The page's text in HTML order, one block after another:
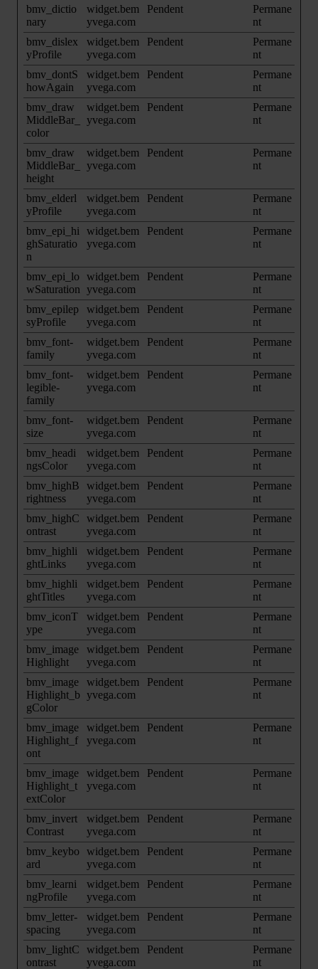
bmv_dictio
nary
widget.bem
yvega.com
Pendent
Permane
nt
bmv_dislex
yProfile
widget.bem
yvega.com
Pendent
Permane
nt
bmv_dontS
howAgain
widget.bem
yvega.com
Pendent
Permane
nt
bmv_draw
MiddleBar_
color
widget.bem
yvega.com
Pendent
Permane
nt
bmv_draw
MiddleBar_
height
widget.bem
yvega.com
Pendent
Permane
nt
bmv_elderl
yProfile
widget.bem
yvega.com
Pendent
Permane
nt
bmv_epi_hi
ghSaturatio
n
widget.bem
yvega.com
Pendent
Permane
nt
bmv_epi_lo
wSaturation
widget.bem
yvega.com
Pendent
Permane
nt
bmv_epilep
syProfile
widget.bem
yvega.com
Pendent
Permane
nt
bmv_font-
family
widget.bem
yvega.com
Pendent
Permane
nt
bmv_font-
legible-
family
widget.bem
yvega.com
Pendent
Permane
nt
bmv_font-
size
widget.bem
yvega.com
Pendent
Permane
nt
bmv_headi
ngsColor
widget.bem
yvega.com
Pendent
Permane
nt
bmv_highB
rightness
widget.bem
yvega.com
Pendent
Permane
nt
bmv_highC
ontrast
widget.bem
yvega.com
Pendent
Permane
nt
bmv_highli
ghtLinks
widget.bem
yvega.com
Pendent
Permane
nt
bmv_highli
ghtTitles
widget.bem
yvega.com
Pendent
Permane
nt
bmv_iconT
ype
widget.bem
yvega.com
Pendent
Permane
nt
bmv_image
Highlight
widget.bem
yvega.com
Pendent
Permane
nt
bmv_image
Highlight_b
gColor
widget.bem
yvega.com
Pendent
Permane
nt
bmv_image
Highlight_f
ont
widget.bem
yvega.com
Pendent
Permane
nt
bmv_image
Highlight_t
extColor
widget.bem
yvega.com
Pendent
Permane
nt
bmv_invert
Contrast
widget.bem
yvega.com
Pendent
Permane
nt
bmv_keybo
ard
widget.bem
yvega.com
Pendent
Permane
nt
bmv_learni
ngProfile
widget.bem
yvega.com
Pendent
Permane
nt
bmv_letter-
spacing
widget.bem
yvega.com
Pendent
Permane
nt
bmv_lightC
ontrast
widget.bem
yvega.com
Pendent
Permane
nt